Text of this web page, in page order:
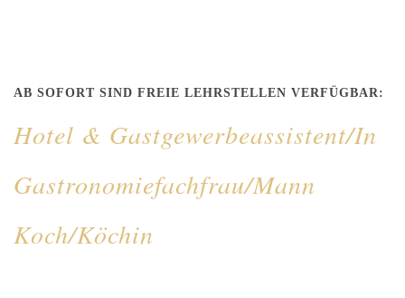
AB SOFORT SIND FREIE LEHRSTELLEN VERFÜGBAR:
Hotel & Gastgewerbeassistent/In
Gastronomiefachfrau/Mann
Koch/Köchin